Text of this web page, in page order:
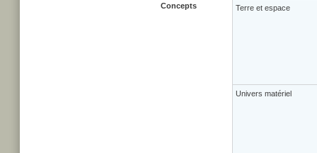
Concepts Terre et espace
Univers matériel